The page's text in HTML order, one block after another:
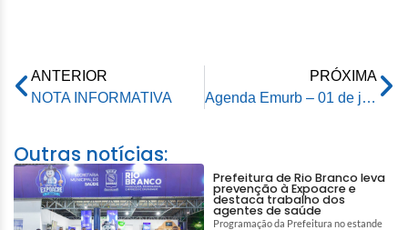
ANTERIOR
NOTA INFORMATIVA
PRÓXIMA
Agenda Emurb – 01 de julho de 2026
Outras notícias:
Prefeitura de Rio Branco leva
prevenção à Expoacre e
destaca trabalho dos
agentes de saúde
Programação da Prefeitura no estande